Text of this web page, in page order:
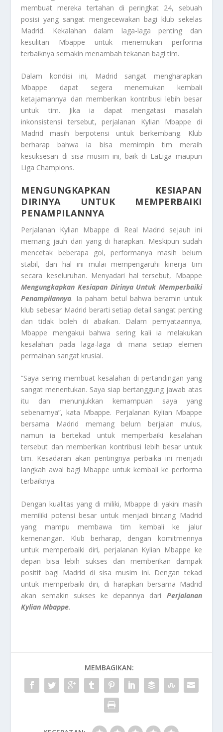
membuat mereka tertahan di peringkat 24, sebuah
posisi yang sangat mengecewakan bagi klub sekelas
Madrid. Kekalahan dalam laga-laga penting dan
kesulitan Mbappe untuk menemukan performa
terbaiknya semakin menambah tekanan bagi tim.
Dalam kondisi ini, Madrid sangat mengharapkan
Mbappe dapat segera menemukan kembali
ketajamannya dan memberikan kontribusi lebih besar
untuk tim. Jika ia dapat mengatasi masalah
inkonsistensi tersebut, perjalanan Kylian Mbappe di
Madrid masih berpotensi untuk berkembang. Klub
berharap bahwa ia bisa memimpin tim meraih
kesuksesan di sisa musim ini, baik di LaLiga maupun
Liga Champions.
MENGUNGKAPKAN KESIAPAN
DIRINYA UNTUK MEMPERBAIKI
PENAMPILANNYA
Perjalanan Kylian Mbappe di Real Madrid sejauh ini
memang jauh dari yang di harapkan. Meskipun sudah
mencetak beberapa gol, performanya masih belum
stabil, dan hal ini mulai mempengaruhi kinerja tim
secara keseluruhan. Menyadari hal tersebut, Mbappe
Mengungkapkan Kesiapan Dirinya Untuk Memperbaiki
Penampilannya. Ia paham betul bahwa beramin untuk
klub sebesar Madrid berarti setiap detail sangat penting
dan tidak boleh di abaikan. Dalam pernyataannya,
Mbappe mengakui bahwa sering kali ia melakukan
kesalahan pada laga-laga di mana setiap elemen
permainan sangat krusial.
“Saya sering membuat kesalahan di pertandingan yang
sangat menentukan. Saya siap bertanggung jawab atas
itu dan menunjukkan kemampuan saya yang
sebenarnya”, kata Mbappe. Perjalanan Kylian Mbappe
bersama Madrid memang belum berjalan mulus,
namun ia bertekad untuk memperbaiki kesalahan
tersebut dan memberikan kontribusi lebih besar untuk
tim. Kesadaran akan pentingnya perbaika ini menjadi
langkah awal bagi Mbappe untuk kembali ke performa
terbaiknya.
Dengan kualitas yang di miliki, Mbappe di yakini masih
memiliki potensi besar untuk menjadi bintang Madrid
yang mampu membawa tim kembali ke jalur
kemenangan. Klub berharap, dengan komitmennya
untuk memperbaiki diri, perjalanan Kylian Mbappe ke
depan bisa lebih sukses dan memberikan dampak
positif bagi Madrid di sisa musim ini. Dengan tekad
untuk memperbaiki diri, di harapkan bersama Madrid
akan semakin sukses ke depannya dari Perjalanan
Kylian Mbappe.
MEMBAGIKAN: